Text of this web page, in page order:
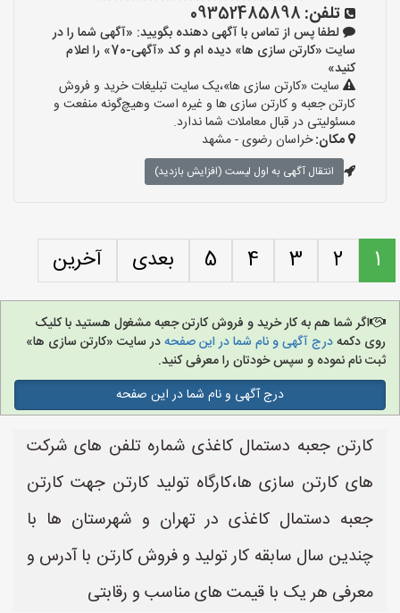
تلفن: 09352485898
لطفا پس از تماس با آگهی دهنده بگویید: «آگهی شما را در
سایت «کارتن سازی ها» دیده ام و کد «آگهی-70» را اعلام
کنید»
سایت «کارتن سازی ها»،یک سایت تبلیغات خرید و فروش
کارتن جعبه و کارتن سازی ها و غیره است وهیچ‌گونه منفعت و
مسئولیتی در قبال معاملات شما ندارد.
مکان:خراسان رضوی - مشهد
انتقال آگهی به اول لیست (افزایش بازدید)
1
2
3
4
5 بعدی آخرین
اگر شما هم به کار خرید و فروش کارتن جعبه مشغول هستید با کلیک
روی دکمهدرج آگهی و نام شما در این صفحهدر سایت «کارتن سازی ها»
ثبت نام نموده و سپس خودتان را معرفی کنید.
درج آگهی و نام شما در این صفحه
کارتن جعبه دستمال کاغذی شماره تلفن های شرکت
های کارتن سازی ها،کارگاه تولید کارتن جهت کارتن
جعبه دستمال کاغذی در تهران و شهرستان ها با
چندین سال سابقه کار تولید و فروش کارتن با آدرس و
معرفی هر یک با قیمت های مناسب و رقابتی